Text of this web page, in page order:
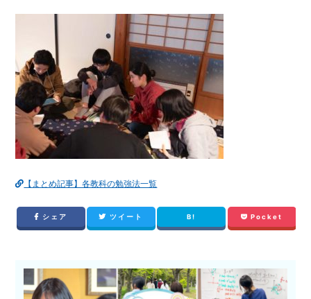
【まとめ記事】各教科の勉強法一覧
シェア ツイート B! Pocket